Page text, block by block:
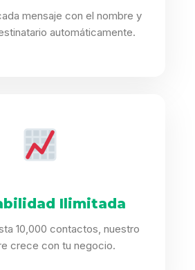
mensaje con el nombre y
automáticamente.
Ilimitada
10,000 contactos, nuestro
crece con tu negocio.